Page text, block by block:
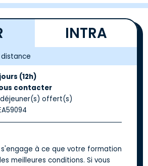
INTRA
(12h)
contacter
offert(s)
s'engage à ce que votre formation
meilleures conditions. Si vous